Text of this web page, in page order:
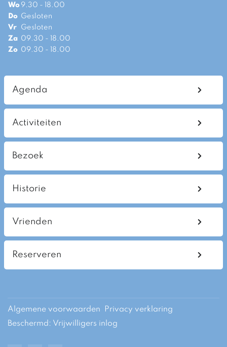
Wo 9.30 - 18.00
Do Gesloten
Vr
Gesloten
Za 09.30 - 18.00
Zo 09.30 - 18.00
Agenda
Activiteiten
Bezoek
Historie
Vrienden
Reserveren
Algemene voorwaarden
Privacy verklaring
Beschermd: Vrijwilligers inlog